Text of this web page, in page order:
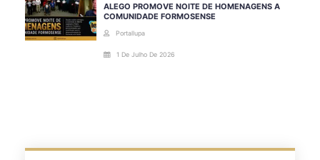
ALEGO PROMOVE NOITE DE HOMENAGENS A
COMUNIDADE FORMOSENSE
Portallupa
1 De Julho De 2026